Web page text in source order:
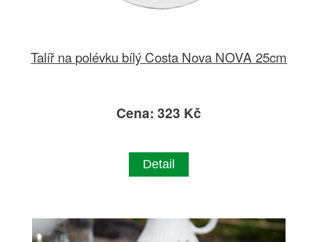
Talíř na polévku bílý Costa Nova NOVA 25cm
Cena: 323 Kč
Detail